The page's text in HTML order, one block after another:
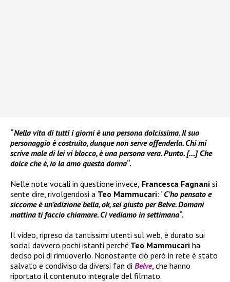
“Nella vita di tutti i giorni è una persona dolcissima. Il suo
personaggio è costruito, dunque non serve offenderla. Chi mi
scrive male di lei vi blocco, è una persona vera. Punto. […] Che
dolce che è, io la amo questa donna“.
Nelle note vocali in questione invece, Francesca Fagnani si
sente dire, rivolgendosi a Teo Mammucari: “C’ho pensato e
siccome è un’edizione bella, ok, sei giusto per Belve. Domani
mattina ti faccio chiamare. Ci vediamo in settimana“.
Il video, ripreso da tantissimi utenti sul web, è durato sui
social davvero pochi istanti perché Teo Mammucari ha
deciso poi di rimuoverlo. Nonostante ciò però in rete è stato
salvato e condiviso da diversi fan di Belve, che hanno
riportato il contenuto integrale del filmato.